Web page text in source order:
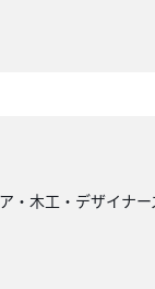
木工・デザイナ